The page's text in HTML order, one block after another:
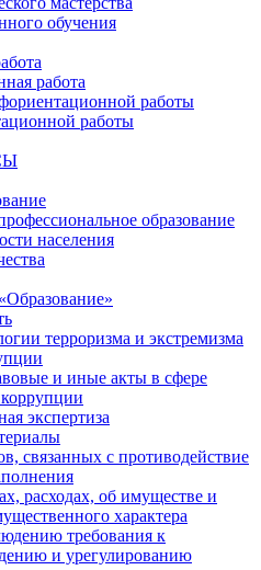
обучения
работа
работы
работы
образование
населения
терроризма и экстремизма
и иные акты в сфере
экспертиза
связанных с противодействие
расходах, об имуществе и
характера
требования к
и урегулированию